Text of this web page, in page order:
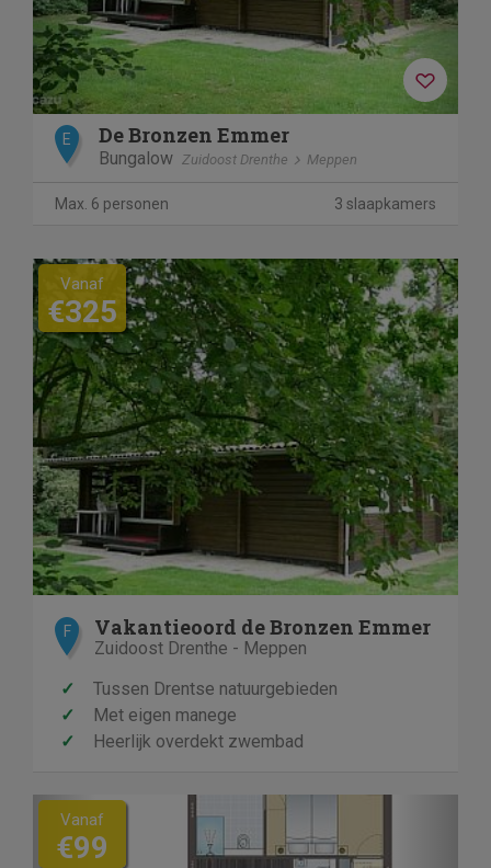
E De Bronzen Emmer
Bungalow Zuidoost Drenthe Meppen
Max. 6 personen 3 slaapkamers
Vanaf
€325
F Vakantieoord de Bronzen Emmer
Zuidoost Drenthe - Meppen
✓
Tussen Drentse natuurgebieden
✓
Met eigen manege
✓
Heerlijk overdekt zwembad
Previous
Vanaf
€99